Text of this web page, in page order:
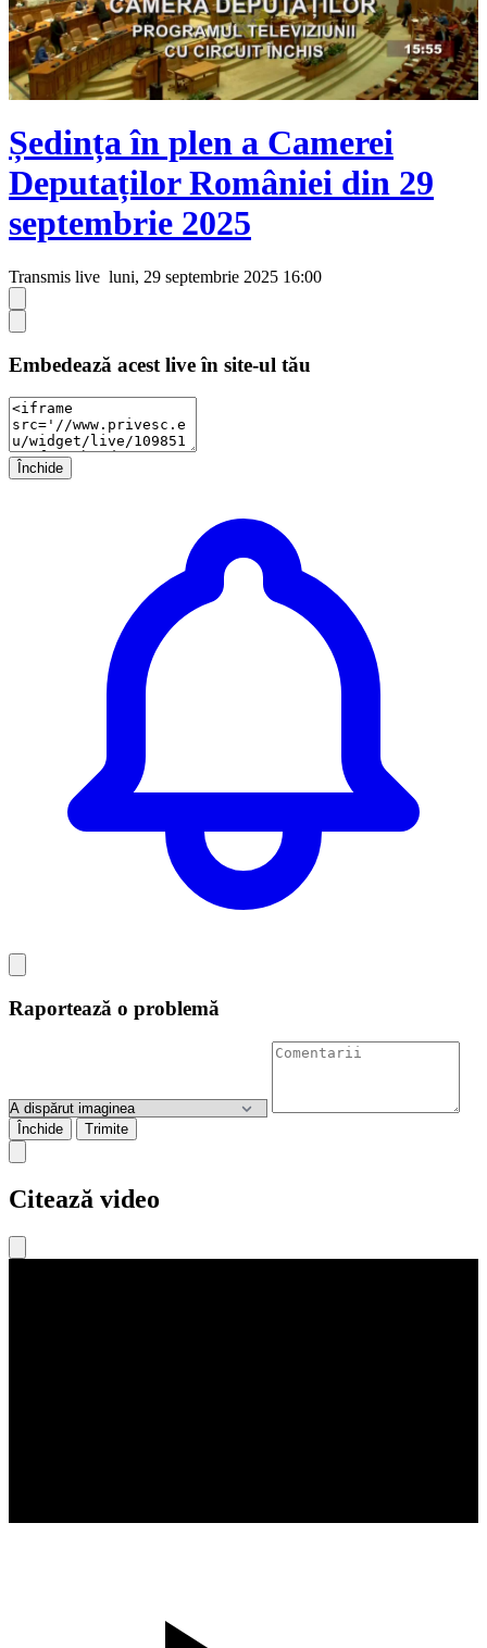
Video
Ședința în plen a Camerei
Deputaților României din 29
septembrie 2025
Transmis live luni, 29 septembrie 2025 16:00
Embedează acest live în site-ul tău
Închide
Raportează o problemă
Închide Trimite
Citează video